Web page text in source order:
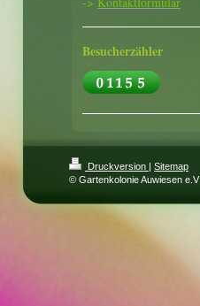
Besucherzähler
Druckversion | Sitemap
© Gartenkolonie Auwiesen e.V